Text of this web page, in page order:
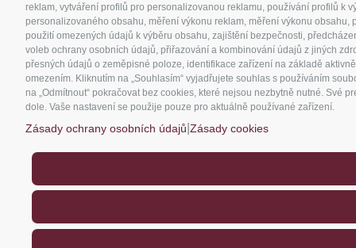
reklam, vytváření profilů pro personalizovanou reklamu, používání profilů k
personalizovaného obsahu, měření výkonu reklam, měření výkonu
použití omezených údajů k výběru obsahu, zajištění bezpečnosti,
voleb ochrany osobních údajů, přiřazování a kombinování údajů z jiných
přesných údajů o zeměpisné poloze, identifikace zařízení na základě
omezením. Kliknutím na „Souhlasím“ vyjadřujete souhlas s používáním
na „Odmítnout“ pokračovat bez cookies, které nejsou nezbytně nutné. Své
dole. Vaše nastavení se použije pouze pro aktuálně používané zařízení.
Zásady ochrany osobních údajů Zásady cookies